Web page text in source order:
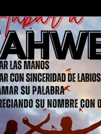
Y LEYES DE
DE SHAUL EL FIN
DE DISCIPULO JUAN